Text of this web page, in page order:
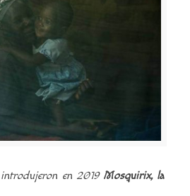
en 2019 Mosquirix, la